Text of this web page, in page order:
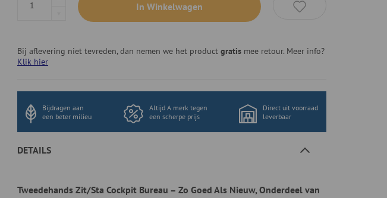
In Winkelwagen
Bij aflevering niet tevreden, dan nemen we het productgratis mee retour. Meer info?
Klik hier
Bijdragen aan
een beter milieu
Altijd A merk tegen
een scherpe prijs
Direct uit voorraad
leverbaar
DETAILS
Tweedehands Zit/Sta Cockpit Bureau – Zo Goed Als Nieuw, Onderdeel van